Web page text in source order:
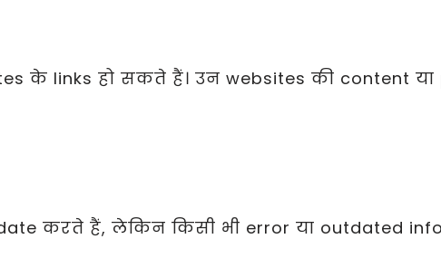
के links हो सकते हैं। उन websites की content
करते हैं, लेकिन किसी भी error या outdated